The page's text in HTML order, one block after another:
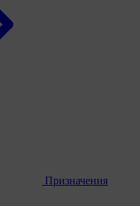
Призначення